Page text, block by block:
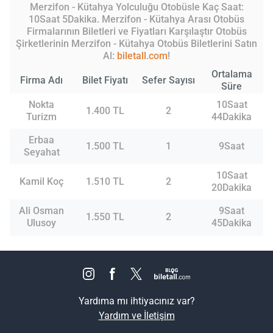
Merzifon - Kütahya Yolculuğu Otobüsle Kaç Saat:
10Saat 5Dakika. Merzifon - Kütahya Arası Otobüs
Firmalarının Biletleri ve Fiyatları Karşılaştır Otobüs
Şirketlerinin Merzifon - Kütahya Otobüs Biletlerini Satın
Al: biletall.com!
Firma Adı Bilet Fiyatı Sefer Sayısı
Ortalama
Süre
Nokta
Turizm
1.400 TL 2
10Saat
44Dakika
Erbaa
Seyahat
1.500 TL 1 9Saat
Kamil Koç 1.510 TL 2
10Saat
20Dakika
Ali Osman
Ulusoy
1.550 TL 2
9Saat
45Dakika
Yardıma mı ihtiyacınız var?
Yardım ve İletişim